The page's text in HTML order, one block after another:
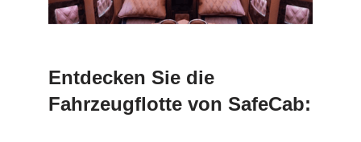
Entdecken Sie die
Fahrzeugflotte von SafeCab: